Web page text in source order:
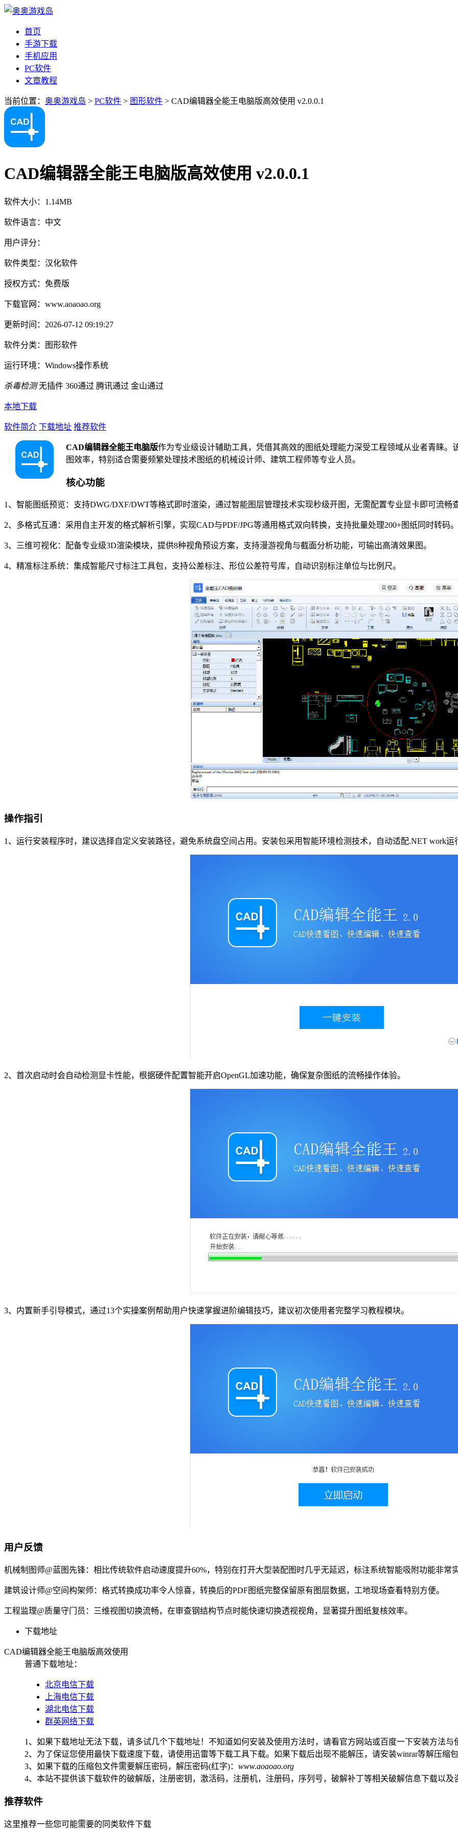
首页
手游下载
手机应用
PC软件
文章教程
当前位置： 奥奥游戏岛 > PC软件 > 图形软件 > CAD编辑器全能王电脑版高效使用 v2.0.0.1
CAD编辑器全能王电脑版高效使用 v2.0.0.1
软件大小： 1.14MB
软件语言： 中文
用户评分：
软件类型： 汉化软件
授权方式： 免费版
下载官网： www.aoaoao.org
更新时间： 2026-07-12 09:19:27
软件分类： 图形软件
运行环境： Windows操作系统
杀毒检测 无插件 360通过 腾讯通过 金山通过
本地下载
软件简介 下载地址 推荐软件
CAD编辑器全能王电脑版作为专业级设计辅助工具，凭借其高效的图纸处理能力深受工程领域从业者青睐
图效率，特别适合需要频繁处理技术图纸的机械设计师、建筑工程师等专业人员。
核心功能
1、智能图纸预览：支持DWG/DXF/DWT等格式即时渲染，通过智能图层管理技术实现秒级开图，无需配置专业显卡即可流畅
2、多格式互通：采用自主开发的格式解析引擎，实现CAD与PDF/JPG等通用格式双向转换，支持批量处理200+图纸同时转码。
3、三维可视化：配备专业级3D渲染模块，提供8种视角预设方案，支持漫游视角与截面分析功能，可输出高清效果图。
4、精准标注系统：集成智能尺寸标注工具包，支持公差标注、形位公差符号库，自动识别标注单位与比例尺。
操作指引
1、运行安装程序时，建议选择自定义安装路径，避免系统盘空间占用。安装包采用智能环境检测技术，自动适配.NET work运
2、首次启动时会自动检测显卡性能，根据硬件配置智能开启OpenGL加速功能，确保复杂图纸的流畅操作体验。
3、内置新手引导模式，通过13个实操案例帮助用户快速掌握进阶编辑技巧，建议初次使用者完整学习教程模块。
用户反馈
机械制图师@蓝图先锋：相比传统软件启动速度提升60%，特别在打开大型装配图时几乎无延迟，标注系统智能吸附功能非常
建筑设计师@空间构架师：格式转换成功率令人惊喜，转换后的PDF图纸完整保留原有图层数据，工地现场查看特别方便。
工程监理@质量守门员：三维视图切换流畅，在审查钢结构节点时能快速切换透视视角，显著提升图纸复核效率。
下载地址
CAD编辑器全能王电脑版高效使用
普通下载地址：
北京电信下载
上海电信下载
湖北电信下载
群英网络下载
1、如果下载地址无法下载，请多试几个下载地址！不知道如何安装及使用方法时，请看官方网站或百度一下安装方法与
2、为了保证您使用最快下载速度下载，请使用迅雷等下载工具下载。如果下载后出现不能解压，请安装winrar等解压缩
3、如果下载的压缩包文件需要解压密码，解压密码(红字)： www.aoaoao.org
4、本站不提供该下载软件的破解版，注册密钥，激活码，注册机，注册码，序列号，破解补丁等相关破解信息下载以及
推荐软件
这里推荐一些您可能需要的同类软件下载